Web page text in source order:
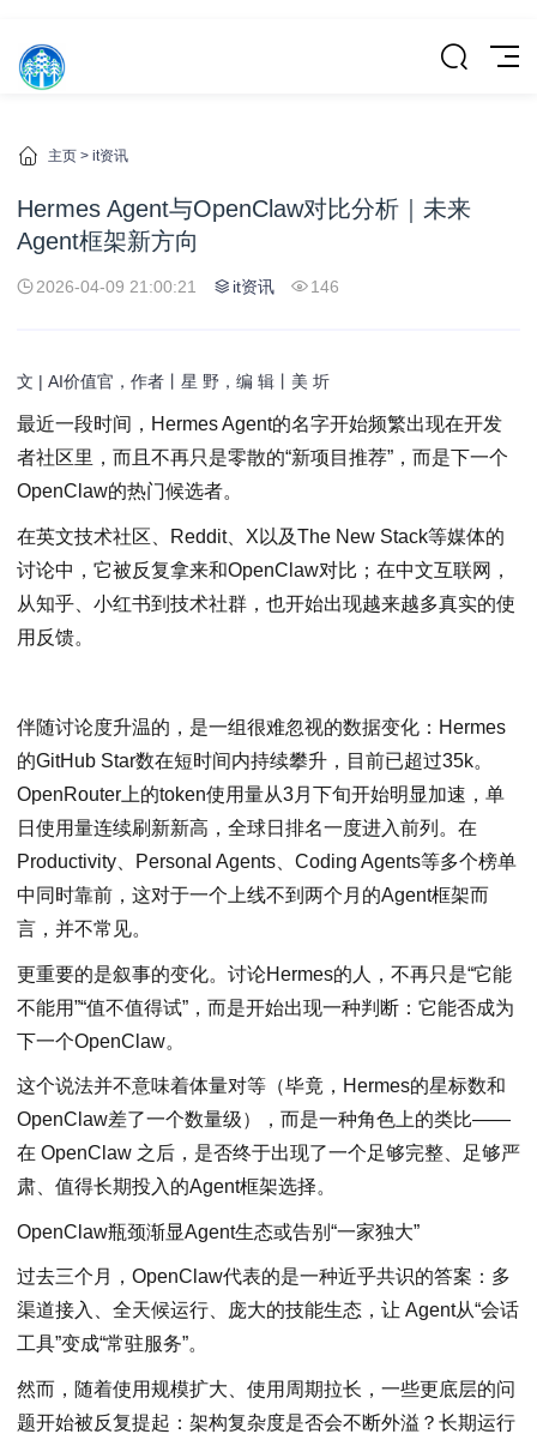
主页 > it资讯
Hermes Agent与OpenClaw对比分析｜未来
Agent框架新方向
2026-04-09 21:00:21 it资讯 146
文 | AI价值官，作者丨星 野，编 辑丨美 圻
最近一段时间，Hermes Agent的名字开始频繁出现在开发
者社区里，而且不再只是零散的“新项目推荐”，而是下一个
OpenClaw的热门候选者。
在英文技术社区、Reddit、X以及The New Stack等媒体的
讨论中，它被反复拿来和OpenClaw对比；在中文互联网，
从知乎、小红书到技术社群，也开始出现越来越多真实的使
用反馈。
伴随讨论度升温的，是一组很难忽视的数据变化：Hermes
的GitHub Star数在短时间内持续攀升，目前已超过35k。
OpenRouter上的token使用量从3月下旬开始明显加速，单
日使用量连续刷新新高，全球日排名一度进入前列。在
Productivity、Personal Agents、Coding Agents等多个榜单
中同时靠前，这对于一个上线不到两个月的Agent框架而
言，并不常见。
更重要的是叙事的变化。讨论Hermes的人，不再只是“它能
不能用”“值不值得试”，而是开始出现一种判断：它能否成为
下一个OpenClaw。
这个说法并不意味着体量对等（毕竟，Hermes的星标数和
OpenClaw差了一个数量级），而是一种角色上的类比——
在 OpenClaw 之后，是否终于出现了一个足够完整、足够严
肃、值得长期投入的Agent框架选择。
OpenClaw瓶颈渐显Agent生态或告别“一家独大”
过去三个月，OpenClaw代表的是一种近乎共识的答案：多
渠道接入、全天候运行、庞大的技能生态，让 Agent从“会话
工具”变成“常驻服务”。
然而，随着使用规模扩大、使用周期拉长，一些更底层的问
题开始被反复提起：架构复杂度是否会不断外溢？长期运行